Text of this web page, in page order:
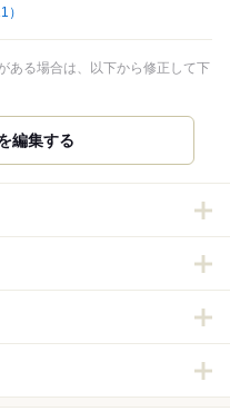
）
ある場合は、以下から修正して下
編集する